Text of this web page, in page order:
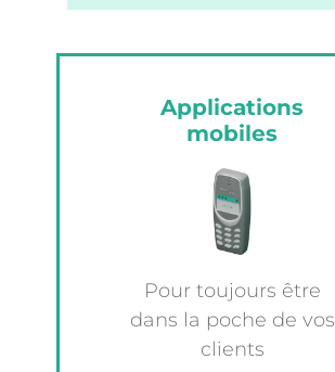
Applications
mobiles
Pour toujours être
dans la poche de vos
clients